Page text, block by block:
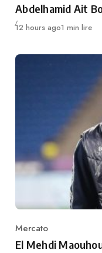
Abdelhamid Ait
Publié
12 hours ago1 min lire
Category
Mercato
El Mehdi